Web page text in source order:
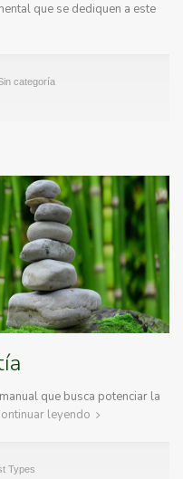
que se dediquen a este
categoría
que busca potenciar la
leyendo
Types